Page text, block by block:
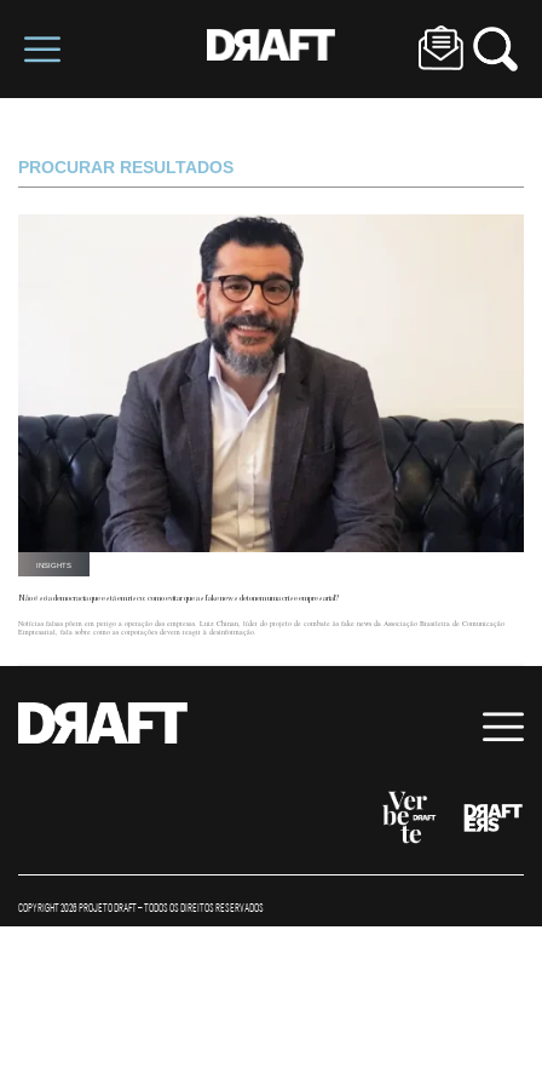
PROCURAR RESULTADOS
INSIGHTS
Não é só a democracia que está em risco: como evitar que as fake news detonem uma crise empresarial?
Notícias falsas põem em perigo a operação das empresas. Luiz Chinan, líder do projeto de combate às fake news da Associação Brasileira de Comunicação
Empresarial, fala sobre como as corporações devem reagir à desinformação.
COPYRIGHT 2026 PROJETO DRAFT – TODOS OS DIREITOS RESERVADOS